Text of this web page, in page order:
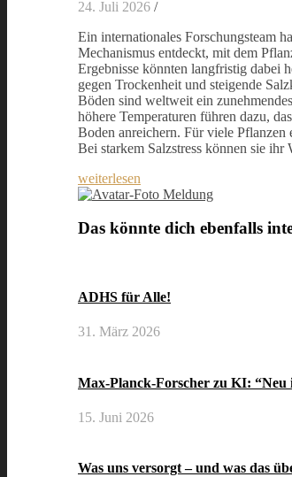
24. Juli 2026 /
Ein internationales Forschungsteam
Mechanismus entdeckt, mit dem
Ergebnisse könnten langfristig dabei
gegen Trockenheit und steigende
Böden sind weltweit ein
höhere Temperaturen führen dazu,
Boden anreichern. Für viele Pflanzen
Bei starkem Salzstress können sie ihr
weiterlesen
Meldung
Das könnte dich ebenfalls
ADHS für Alle!
31. März 2026
Max-Planck-Forscher zu KI: “Neu
15. Juni 2026
Was uns versorgt – und was das